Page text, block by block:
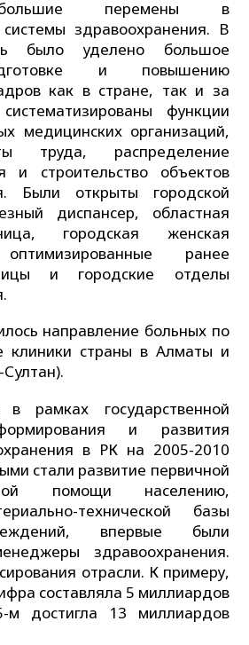
перемены в
здравоохранения. В
было уделено большое
и повышению
как в стране, так и за
функции
медицинских организаций,
труда, распределение
и строительство объектов
Были открыты городской
диспансер, областная
городская женская
оптимизированные ранее
и городские отделы
направление больных по
клиники страны в Алматы и
государственной
и развития
в РК на 2005-2010
стали развитие первичной
помощи населению,
технической базы
впервые были
здравоохранения.
отрасли. К примеру,
составляла 5 миллиардов
м достигла 13 миллиардов